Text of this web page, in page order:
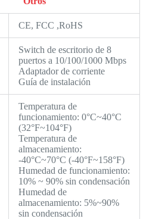
CE, FCC ,RoHS
Switch de escritorio de 8
puertos a 10/100/1000 Mbps
Adaptador de corriente
Guía de instalación
Temperatura de
funcionamiento: 0°C~40°C
(32°F~104°F)
Temperatura de
almacenamiento:
-40°C~70°C (-40°F~158°F)
Humedad de funcionamiento:
10% ~ 90% sin condensación
Humedad de
almacenamiento: 5%~90%
sin condensación